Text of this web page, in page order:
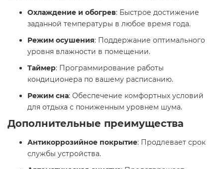
Охлаждение и обогрев: Быстрое достижение
заданной температуры в любое время года.​
Режим осушения: Поддержание оптимального
уровня влажности в помещении.​
Таймер: Программирование работы
кондиционера по вашему расписанию.​
Режим сна: Обеспечение комфортных условий
для отдыха с пониженным уровнем шума.​
Дополнительные преимущества
Антикоррозийное покрытие: Продлевает срок
службы устройства.​